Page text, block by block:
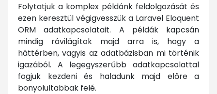
Folytatjuk a komplex példánk feldolgozását és
ezen keresztül végigvesszük a Laravel Eloquent
ORM adatkapcsolatait. A példák kapcsán
mindig rávilágítok majd arra is, hogy a
háttérben, vagyis az adatbázisban mi történik
igazából. A legegyszerűbb adatkapcsolattal
fogjuk kezdeni és haladunk majd előre a
bonyolultabbak felé.